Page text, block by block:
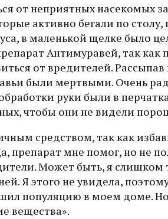
от неприятных насекомых
активно бегали по столу,
в маленькой щелке было
Антимуравей, так как
от вредителей.
были мертвыми. Очень
руки были в
чтобы они не видели
средством, так как
препарат мне помог, но не
Может быть, я слишком
Я этого не увидела,
популяцию в моем доме.
вещества».